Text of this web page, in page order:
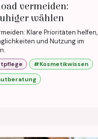
vermeiden:
wählen
Klare Prioritäten helfen,
und Nutzung im
#Kosmetikwissen